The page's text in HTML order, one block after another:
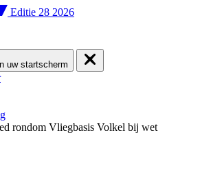
Editie 28 2026
uw startscherm
rondom Vliegbasis Volkel bij wet